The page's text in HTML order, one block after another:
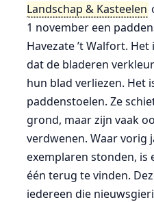
Landschap & Kasteelen
1 november een
Havezate ’t Walfort.
dat de bladeren
hun blad verliezen. Het
paddenstoelen. Ze
grond, maar zijn vaak
verdwenen. Waar vorig
exemplaren stonden, is
één terug te vinden.
iedereen die